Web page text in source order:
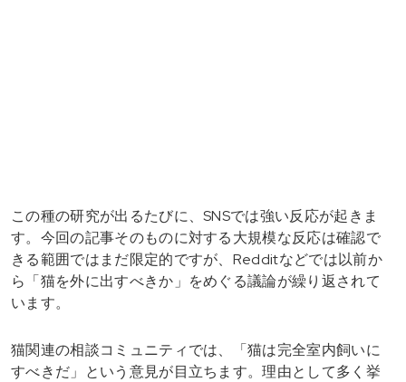
この種の研究が出るたびに、SNSでは強い反応が起きま
す。今回の記事そのものに対する大規模な反応は確認で
きる範囲ではまだ限定的ですが、Redditなどでは以前か
ら「猫を外に出すべきか」をめぐる議論が繰り返されて
います。
猫関連の相談コミュニティでは、「猫は完全室内飼いに
すべきだ」という意見が目立ちます。理由として多く挙